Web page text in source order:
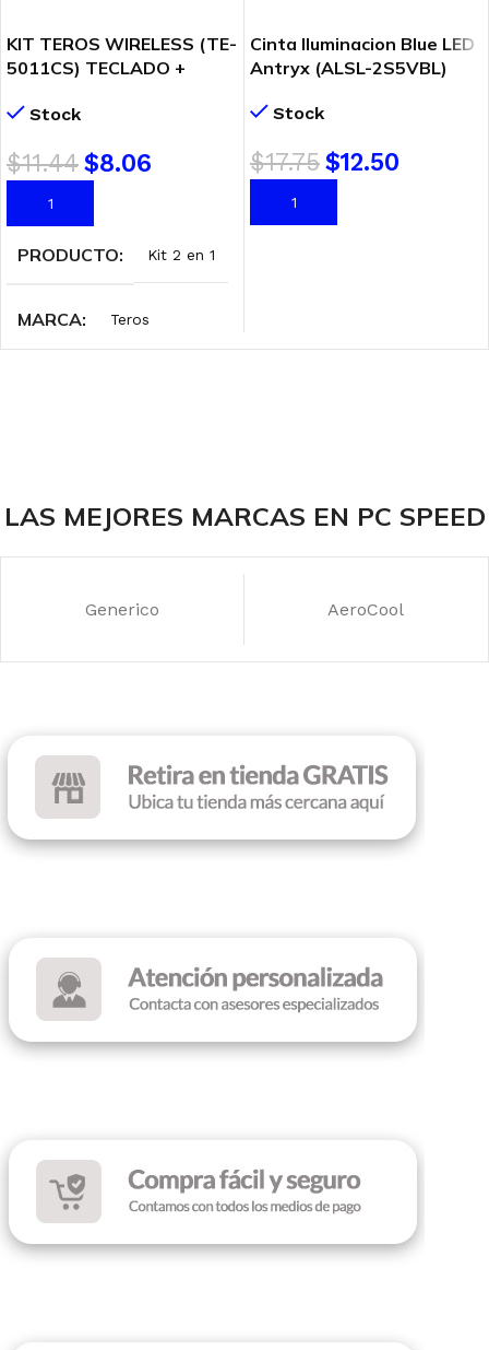
KIT TEROS WIRELESS (TE-
5011CS) TECLADO +
Stock
$11.44$8.06
AÑADIR AL CARRITO
PRODUCTO Kit 2 en 1
MARCA Teros
Cinta Iluminacion Blue LED
Antryx (ALSL-2S5VBL)
Stock
$17.75$12.50
AÑADIR AL CARRITO
LAS MEJORES MARCAS EN PC SPEED
Generico AeroCool